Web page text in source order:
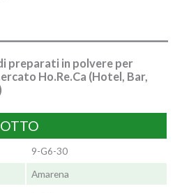
preparati in polvere per
Ho.Re.Ca (Hotel, Bar,
9-G6-30
Amarena